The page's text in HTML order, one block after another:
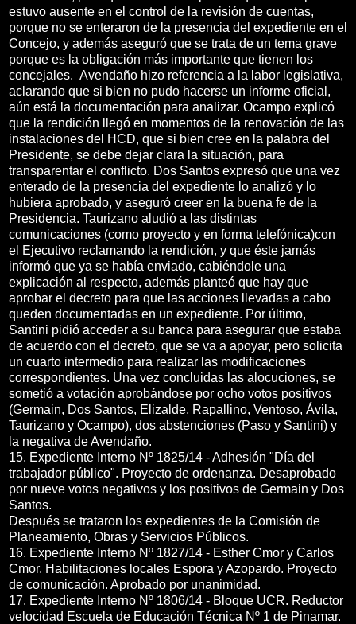
estuvo ausente en el control de la revisión de cuentas,
porque no se enteraron de la presencia del expediente en el
Concejo, y además aseguró que se trata de un tema grave
porque es la obligación más importante que tienen los
concejales. Avendaño hizo referencia a la labor legislativa,
aclarando que si bien no pudo hacerse un informe oficial,
aún está la documentación para analizar. Ocampo explicó
que la rendición llegó en momentos de la renovación de las
instalaciones del HCD, que si bien cree en la palabra del
Presidente, se debe dejar clara la situación, para
transparentar el conflicto. Dos Santos expresó que una vez
enterado de la presencia del expediente lo analizó y lo
hubiera aprobado, y aseguró creer en la buena fe de la
Presidencia. Taurizano aludió a las distintas
comunicaciones (como proyecto y en forma telefónica)con
el Ejecutivo reclamando la rendición, y que éste jamás
informó que ya se había enviado, cabiéndole una
explicación al respecto, además planteó que hay que
aprobar el decreto para que las acciones llevadas a cabo
queden documentadas en un expediente. Por último,
Santini pidió acceder a su banca para asegurar que estaba
de acuerdo con el decreto, que se va a apoyar, pero solicita
un cuarto intermedio para realizar las modificaciones
correspondientes. Una vez concluidas las alocuciones, se
sometió a votación aprobándose por ocho votos positivos
(Germain, Dos Santos, Elizalde, Rapallino, Ventoso, Ávila,
Taurizano y Ocampo), dos abstenciones (Paso y Santini) y
la negativa de Avendaño.
15. Expediente Interno Nº 1825/14 - Adhesión "Día del
trabajador público". Proyecto de ordenanza. Desaprobado
por nueve votos negativos y los positivos de Germain y Dos
Santos.
Después se trataron los expedientes de la Comisión de
Planeamiento, Obras y Servicios Públicos.
16. Expediente Interno Nº 1827/14 - Esther Cmor y Carlos
Cmor. Habilitaciones locales Espora y Azopardo. Proyecto
de comunicación. Aprobado por unanimidad.
17. Expediente Interno Nº 1806/14 - Bloque UCR. Reductor
velocidad Escuela de Educación Técnica Nº 1 de Pinamar.